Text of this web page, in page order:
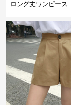
ロング丈ワンピース